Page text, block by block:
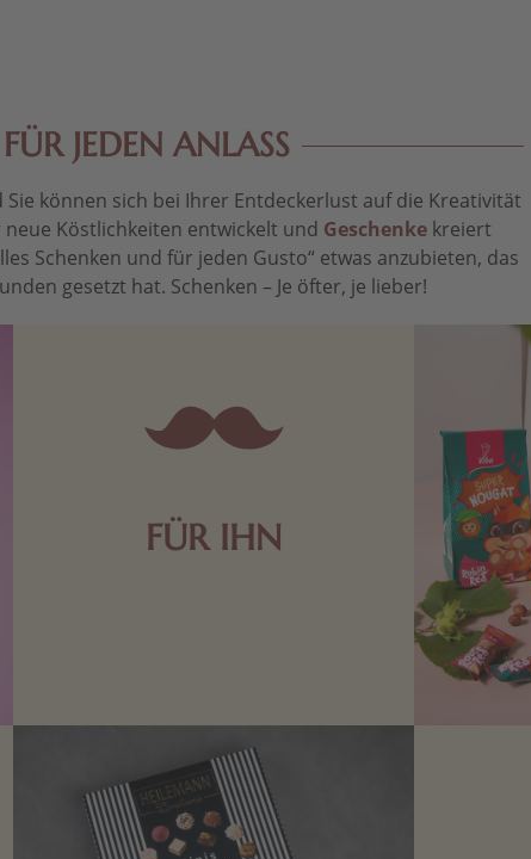
JEDEN ANLASS
können sich bei Ihrer Entdeckerlust auf die Kreativität
Köstlichkeiten entwickelt und Geschenkekreiert
Schenken und für jeden Gusto“ etwas anzubieten, das
gesetzt hat. Schenken – Je öfter, je lieber!
FÜR IHN